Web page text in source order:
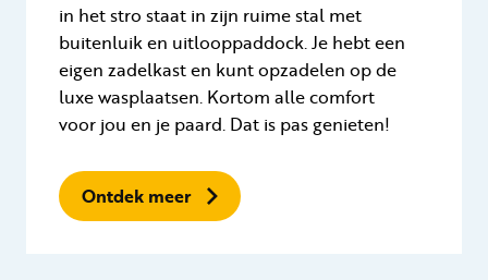
in het stro staat in zijn ruime stal met
buitenluik en uitlooppaddock. Je hebt een
eigen zadelkast en kunt opzadelen op de
luxe wasplaatsen. Kortom alle comfort
voor jou en je paard. Dat is pas genieten!
Ontdek meer